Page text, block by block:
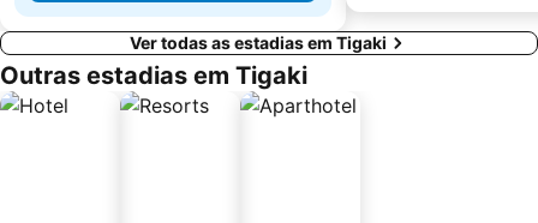
Ver todas as estadias em Tigaki
Outras estadias em Tigaki